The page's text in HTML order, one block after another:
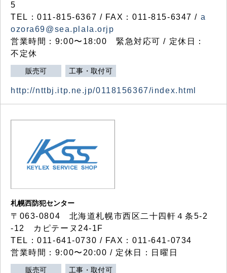
5
TEL：011-815-6367 / FAX：011-815-6347 / a
ozora69@sea.plala.orjp
営業時間：9:00〜18:00 緊急対応可 / 定休日：
不定休
販売可 工事・取付可
http://nttbj.itp.ne.jp/0118156367/index.html
札幌西防犯センター
〒063-0804 北海道札幌市西区二十四軒４条5-2
-12 カピテーヌ24-1F
TEL：011-641-0730 / FAX：011-641-0734
営業時間：9:00〜20:00 / 定休日：日曜日
販売可 工事・取付可